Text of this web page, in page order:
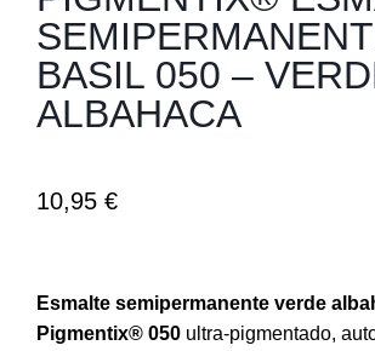
BASIL 050 –
ALBAHACA
10,95 €
Esmalte semipermanente verde
Pigmentix® 050 ultra-pigmentado,